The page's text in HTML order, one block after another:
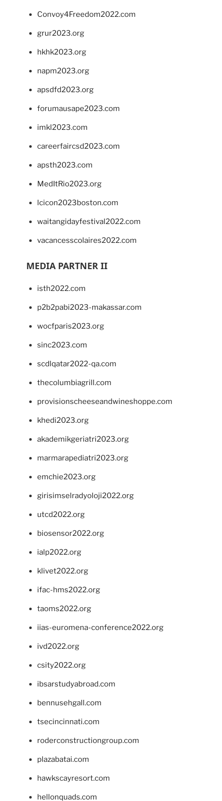
Convoy4Freedom2022.com
grur2023.org
hkhk2023.org
napm2023.org
apsdfd2023.org
forumausape2023.com
imkl2023.com
careerfaircsd2023.com
apsth2023.com
MedItRio2023.org
lcicon2023boston.com
waitangidayfestival2022.com
vacancesscolaires2022.com
MEDIA PARTNER II
isth2022.com
p2b2pabi2023-makassar.com
wocfparis2023.org
sinc2023.com
scdlqatar2022-qa.com
thecolumbiagrill.com
provisionscheeseandwineshoppe.com
khedi2023.org
akademikgeriatri2023.org
marmarapediatri2023.org
emchie2023.org
girisimselradyoloji2022.org
utcd2022.org
biosensor2022.org
ialp2022.org
klivet2022.org
ifac-hms2022.org
taoms2022.org
iias-euromena-conference2022.org
ivd2022.org
csity2022.org
ibsarstudyabroad.com
bennusehgall.com
tsecincinnati.com
roderconstructiongroup.com
plazabatai.com
hawkscayresort.com
hellonquads.com